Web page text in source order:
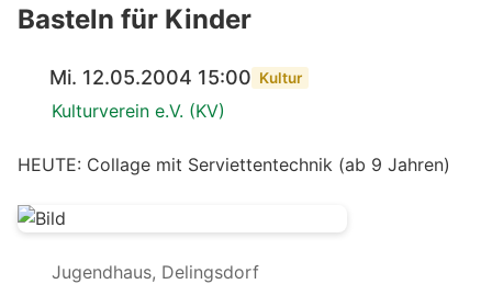
Basteln für Kinder
Mi. 12.05.2004 15:00 Kultur
Kulturverein e.V. (KV)
HEUTE: Collage mit Serviettentechnik (ab 9 Jahren)
Jugendhaus, Delingsdorf